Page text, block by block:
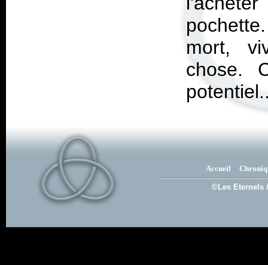
mort,
chose.
Accueil
©Les Eternels